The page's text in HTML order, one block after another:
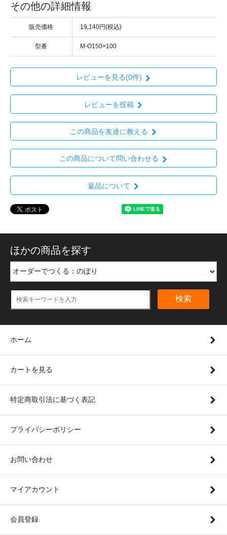
その他の詳細情報
販売価格 19,140円(税込)
型番 M-O150×100
レビューを見る(0件)
レビューを投稿
この商品を友達に教える
この商品について問い合わせる
返品について
ほかの商品を探す
検索
ホーム
カートを見る
特定商取引法に基づく表記
プライバシーポリシー
お問い合わせ
マイアカウント
会員登録